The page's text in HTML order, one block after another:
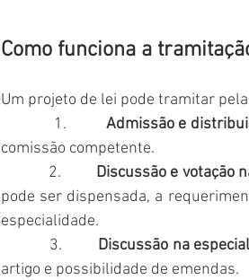
Como funciona a
Um projeto de lei pode tramitar pela
1. Admissão e
comissão competente.
2. Discussão e votação
pode ser dispensada, a
especialidade.
3. Discussão na
artigo e possibilidade de emendas.